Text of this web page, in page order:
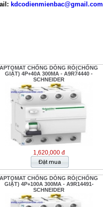
kdcodienmienbac@gmail.com
APTOMAT CHỐNG DÒNG RÒ(CHỐNG
GIẬT) 4P+40A 300MA - A9R74440 -
SCHNEIDER
1,620,000 đ
APTOMAT CHỐNG DÒNG RÒ(CHỐNG
GIẬT) 4P+100A 300MA - A9R14491-
SCHNEIDER